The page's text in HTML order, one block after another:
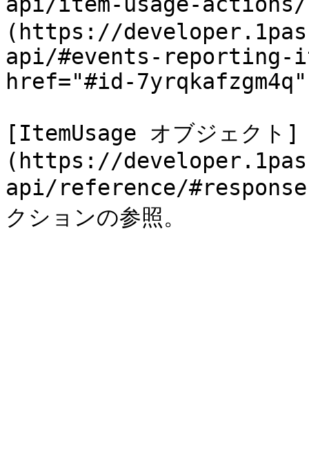
(https://
api/#events-reporting-
href="#id-
[ItemUsage オブジェクト]
(https://
api/reference/